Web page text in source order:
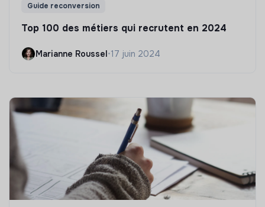
Guide reconversion
Top 100 des métiers qui recrutent en 2024
Marianne Roussel•17 juin 2024